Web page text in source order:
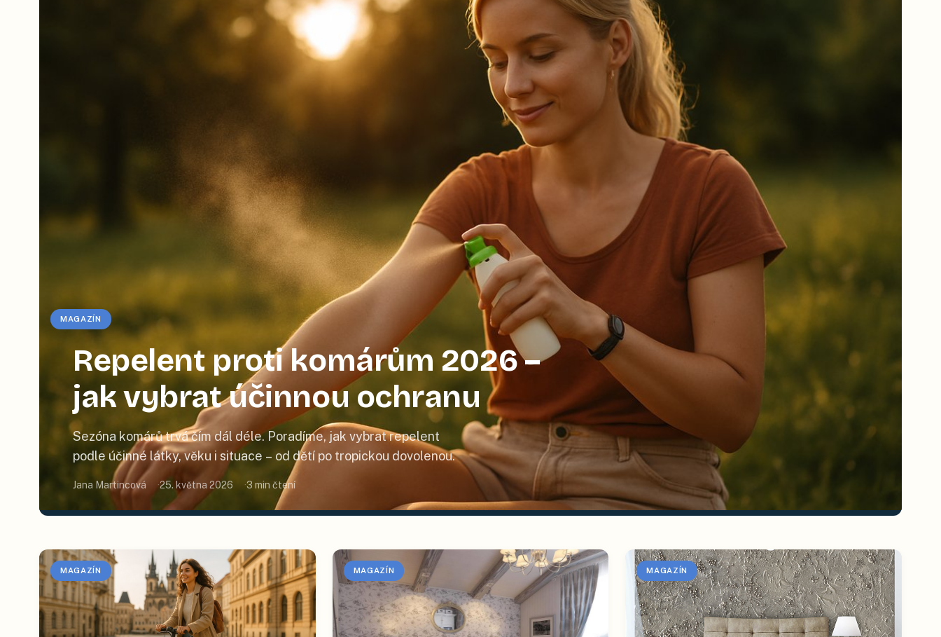
MAGAZÍN
Repelent proti komárům 2026 –
jak vybrat účinnou ochranu
Sezóna komárů trvá čím dál déle. Poradíme, jak vybrat repelent
podle účinné látky, věku i situace – od dětí po tropickou dovolenou.
Jana Martincová 25. května 2026 3 min čtení
MAGAZÍN MAGAZÍN MAGAZÍN